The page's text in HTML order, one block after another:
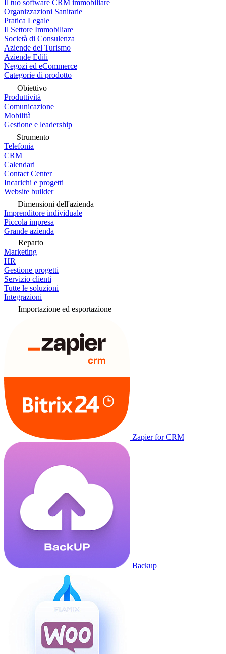
Il tuo software CRM immobiliare
Organizzazioni Sanitarie
Pratica Legale
Il Settore Immobiliare
Società di Consulenza
Aziende del Turismo
Aziende Edili
Negozi ed eCommerce
Categorie di prodotto
Obiettivo
Produttività
Comunicazione
Mobilità
Gestione e leadership
Strumento
Telefonia
CRM
Calendari
Contact Center
Incarichi e progetti
Website builder
Dimensioni dell'azienda
Imprenditore individuale
Piccola impresa
Grande azienda
Reparto
Marketing
HR
Gestione progetti
Servizio clienti
Tutte le soluzioni
Integrazioni
Importazione ed esportazione
Zapier for CRM
Backup